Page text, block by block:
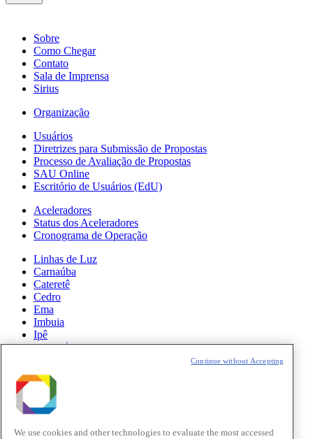
Sobre
Como Chegar
Contato
Sala de Imprensa
Sirius
Organização
Usuários
Diretrizes para Submissão de Propostas
Processo de Avaliação de Propostas
SAU Online
Escritório de Usuários (EdU)
Aceleradores
Status dos Aceleradores
Cronograma de Operação
Linhas de Luz
Carnaúba
Cateretê
Cedro
Ema
Imbuia
Ipê
Manacá
Paineira
Sabiá
Notícias
Ciência
We use cookies and other technologies to evaluate the most accessed
Continue without Accepting